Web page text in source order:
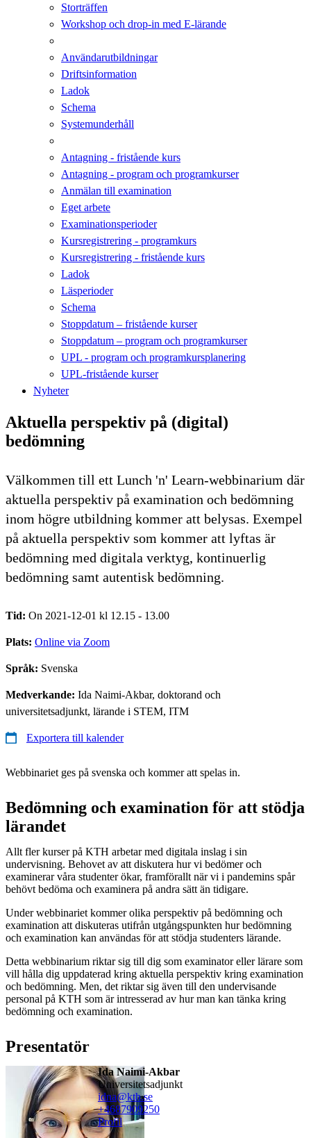
Storträffen
Workshop och drop-in med E-lärande
Användarutbildningar
Driftsinformation
Ladok
Schema
Systemunderhåll
Antagning - fristående kurs
Antagning - program och programkurser
Anmälan till examination
Eget arbete
Examinationsperioder
Kursregistrering - programkurs
Kursregistrering - fristående kurs
Ladok
Läsperioder
Schema
Stoppdatum – fristående kurser
Stoppdatum – program och programkurser
UPL - program och programkursplanering
UPL-fristående kurser
Nyheter
Aktuella perspektiv på (digital)
bedömning
Välkommen till ett Lunch 'n' Learn-webbinarium där
aktuella perspektiv på examination och bedömning
inom högre utbildning kommer att belysas. Exempel
på aktuella perspektiv som kommer att lyftas är
bedömning med digitala verktyg, kontinuerlig
bedömning samt autentisk bedömning.
Tid: On 2021-12-01 kl 12.15 - 13.00
Plats: Online via Zoom
Språk: Svenska
Medverkande: Ida Naimi-Akbar, doktorand och
universitetsadjunkt, lärande i STEM, ITM
Exportera till kalender
Webbinariet ges på svenska och kommer att spelas in.
Bedömning och examination för att stödja
lärandet
Allt fler kurser på KTH arbetar med digitala inslag i sin
undervisning. Behovet av att diskutera hur vi bedömer och
examinerar våra studenter ökar, framförallt när vi i pandemins spår
behövt bedöma och examinera på andra sätt än tidigare.
Under webbinariet kommer olika perspektiv på bedömning och
examination att diskuteras utifrån utgångspunkten hur bedömning
och examination kan användas för att stödja studenters lärande.
Detta webbinarium riktar sig till dig som examinator eller lärare som
vill hålla dig uppdaterad kring aktuella perspektiv kring examination
och bedömning. Men, det riktar sig även till den undervisande
personal på KTH som är intresserad av hur man kan tänka kring
bedömning och examination.
Presentatör
Ida Naimi-Akbar
universitetsadjunkt
idna@kth.se
+4687909250
Profil